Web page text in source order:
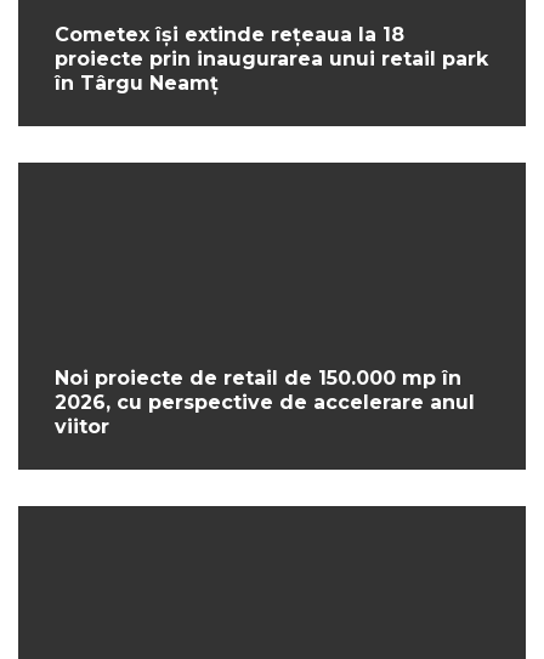
Cometex își extinde rețeaua la 18
proiecte prin inaugurarea unui retail park
în Târgu Neamț
Noi proiecte de retail de 150.000 mp în
2026, cu perspective de accelerare anul
viitor